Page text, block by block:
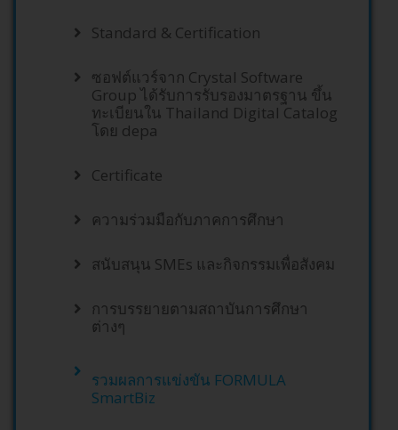
Standard & Certification
ซอฟต์แวร์จาก Crystal Software
Group ได้รับการรับรองมาตรฐาน ขึ้น
ทะเบียนใน Thailand Digital Catalog
โดย depa
Certificate
ความร่วมมือกับภาคการศึกษา
สนับสนุน SMEs และกิจกรรมเพื่อสังคม
การบรรยายตามสถาบันการศึกษา
ต่างๆ
รวมผลการแข่งขัน FORMULA
SmartBiz